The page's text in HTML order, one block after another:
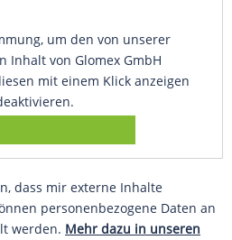
um den von unserer
Inhalt von Glomex GmbH
mit einem Klick anzeigen
dass mir externe Inhalte
personenbezogene Daten an
werden. Mehr dazu in unseren